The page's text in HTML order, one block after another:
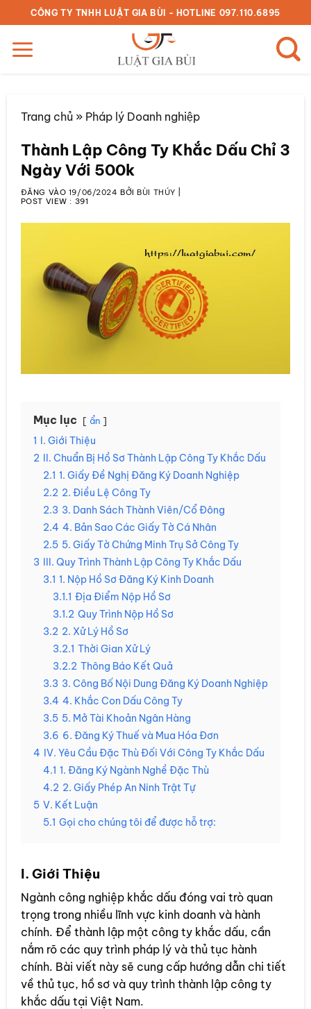
qua
nội
dung
CÔNG TY TNHH LUẬT GIA BÙI - HOTLINE 097.110.6895
Trang chủ» Pháp lý Doanh nghiệp
Thành Lập Công Ty Khắc Dấu Chỉ 3
Ngày Với 500k
ĐĂNG VÀO 19/06/2024 BỞIBÙI THÚY
POST VIEW : 391
Mục lục ẩn
1 I. Giới Thiệu
2 II. Chuẩn Bị Hồ Sơ Thành Lập Công Ty Khắc Dấu
2.1 1. Giấy Đề Nghị Đăng Ký Doanh Nghiệp
2.2 2. Điều Lệ Công Ty
2.3 3. Danh Sách Thành Viên/Cổ Đông
2.4 4. Bản Sao Các Giấy Tờ Cá Nhân
2.5 5. Giấy Tờ Chứng Minh Trụ Sở Công Ty
3 III. Quy Trình Thành Lập Công Ty Khắc Dấu
3.1 1. Nộp Hồ Sơ Đăng Ký Kinh Doanh
3.1.1 Địa Điểm Nộp Hồ Sơ
3.1.2 Quy Trình Nộp Hồ Sơ
3.2 2. Xử Lý Hồ Sơ
3.2.1 Thời Gian Xử Lý
3.2.2 Thông Báo Kết Quả
3.3 3. Công Bố Nội Dung Đăng Ký Doanh Nghiệp
3.4 4. Khắc Con Dấu Công Ty
3.5 5. Mở Tài Khoản Ngân Hàng
3.6 6. Đăng Ký Thuế và Mua Hóa Đơn
4 IV. Yêu Cầu Đặc Thù Đối Với Công Ty Khắc Dấu
4.1 1. Đăng Ký Ngành Nghề Đặc Thù
4.2 2. Giấy Phép An Ninh Trật Tự
5 V. Kết Luận
5.1 Gọi cho chúng tôi để được hỗ trợ:
I. Giới Thiệu
Ngành công nghiệp khắc dấu đóng vai trò quan
trọng trong nhiều lĩnh vực kinh doanh và hành
chính. Để thành lập một công ty khắc dấu, cần
nắm rõ các quy trình pháp lý và thủ tục hành
chính. Bài viết này sẽ cung cấp hướng dẫn chi tiết
về thủ tục, hồ sơ và quy trình thành lập công ty
khắc dấu tại Việt Nam.